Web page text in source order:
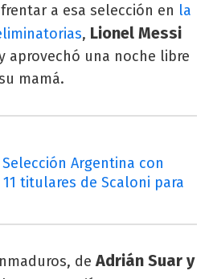
a esa selección en la
, Lionel Messi
aprovechó una noche libre
mamá.
Argentina con
titulares de Scaloni para
deAdrián Suar y